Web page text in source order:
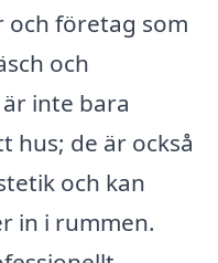
företag som
och
inte bara
hus; de är också
och kan
in i rummen.